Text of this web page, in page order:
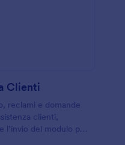
Clienti
reclami e domande
clienti,
l’invio del modulo per